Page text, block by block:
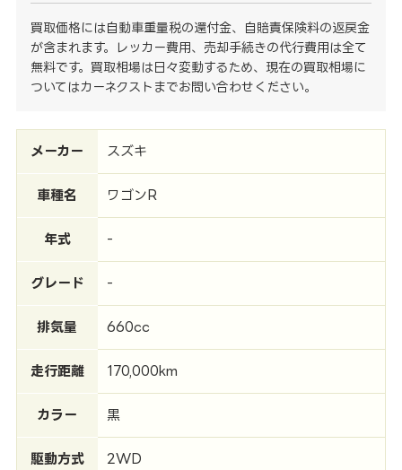
買取価格には自動車重量税の還付金、自賠責保険料の返戻金
が含まれます。レッカー費用、売却手続きの代行費用は全て
無料です。買取相場は日々変動するため、現在の買取相場に
ついてはカーネクストまでお問い合わせください。
メーカー スズキ
車種名 ワゴンR
年式 -
グレード -
排気量 660cc
走行距離 170,000km
カラー 黒
駆動方式 2WD